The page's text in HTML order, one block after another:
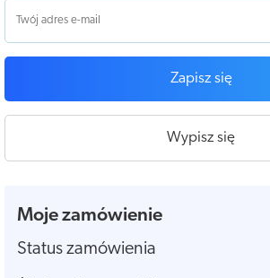
Zapisz się
Wypisz się
Moje zamówienie
Status zamówienia